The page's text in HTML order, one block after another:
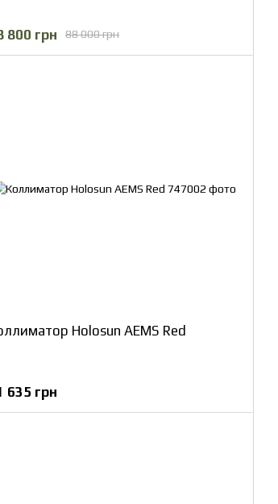
88 000 грн
800 грн
Holosun AEMS Red
635 грн